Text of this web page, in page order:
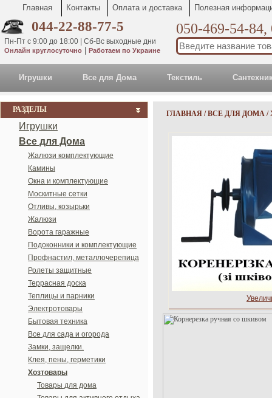
Главная Контакты Оплата и доставка Полезная
044-22-88-77-5
Пн-Пт с 9:00 до 18:00 | Сб-Вс выходные дни
Онлайн круглосуточно Работаем по Украине
050-469-54-
Игрушки Все для Дома Текстиль
РАЗДЕЛЫ
Игрушки
Все для Дома
Жалюзи комплектующие
Камины
Окна и комплектующие
Москитные сетки
Отливы, козырьки
Жалюзи
Ворота гаражные
Подоконники и комплектующие
Профнастил, металлочерепица
Ролеты защитные
Террасная доска
Теплицы и парники
Электротовары
Бытовая техника
Все для сада и огорода
Замки, защелки.
Клея, пены, герметики
Хозтовары
Товары для дома
ГЛАВНАЯ /ВСЕ ДЛЯ ДОМА /